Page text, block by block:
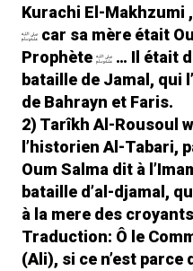
Kurachi El-Makhzumi
car sa mère était
Prophète
… Il était
bataille de Jamal, qui
de Bahrayn et Faris.
2) Tarîkh Al-Rousoul
l’historien Al-Tabari,
Oum Salma dit à
bataille d’al-djamal,
à la mere des
Traduction: Ô le
(Ali), si ce n’est